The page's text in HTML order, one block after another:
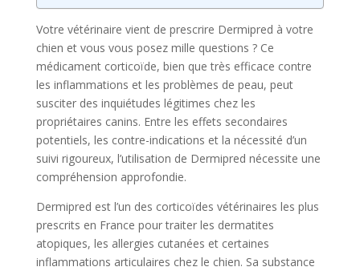
Votre vétérinaire vient de prescrire Dermipred à votre
chien et vous vous posez mille questions ? Ce
médicament corticoïde, bien que très efficace contre
les inflammations et les problèmes de peau, peut
susciter des inquiétudes légitimes chez les
propriétaires canins. Entre les effets secondaires
potentiels, les contre-indications et la nécessité d’un
suivi rigoureux, l’utilisation de Dermipred nécessite une
compréhension approfondie.
Dermipred est l’un des corticoïdes vétérinaires les plus
prescrits en France pour traiter les dermatites
atopiques, les allergies cutanées et certaines
inflammations articulaires chez le chien. Sa substance